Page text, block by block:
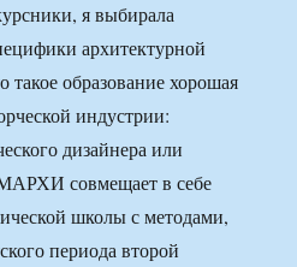
я выбирала
архитектурной
такое образование хорошая
индустрии:
дизайнера или
совмещает в себе
школы с методами,
периода второй